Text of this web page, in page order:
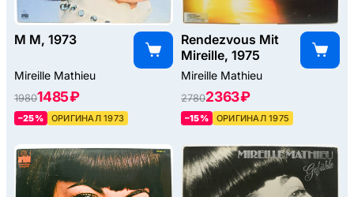
M M, 1973
Mireille Mathieu
19801485 ₽
–25% ОРИГИНАЛ 1973
Rendezvous Mit
Mireille, 1975
Mireille Mathieu
27802363 ₽
–15% ОРИГИНАЛ 1975